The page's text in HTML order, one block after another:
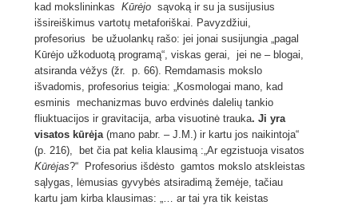
kad mokslininkas Kūrėjosąvoką ir su ja susijusius
išsireiškimus vartotų metaforiškai. Pavyzdžiui,
profesorius be užuolankų rašo: jei jonai susijungia „pagal
Kūrėjo užkoduotą programą“, viskas gerai, jei ne – blogai,
atsiranda vėžys (žr. p. 66). Remdamasis mokslo
išvadomis, profesorius teigia: „Kosmologai mano, kad
esminis mechanizmas buvo erdvinės dalelių tankio
fliuktuacijos ir gravitacija, arba visuotinė trauka. Ji yra
visatos kūrėja (mano pabr. – J.M.) ir kartu jos naikintoja“
(p. 216), bet čia pat kelia klausimą :„Ar egzistuoja visatos
Kūrėjas?“ Profesorius išdėsto gamtos mokslo atskleistas
sąlygas, lėmusias gyvybės atsiradimą žemėje, tačiau
kartu jam kirba klausimas: „… ar tai yra tik keistas